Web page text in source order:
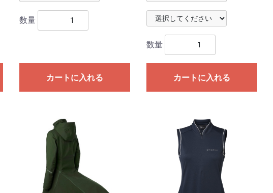
数量
カートに入れる
数量
カートに入れる